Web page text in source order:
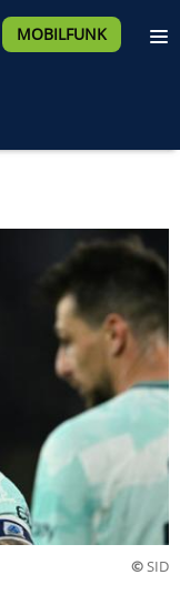
MOBILFUNK
©SID